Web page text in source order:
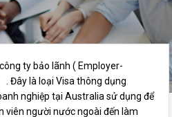
ty bảo lãnh ( Employer-
Đây là loại Visa thông dụng
nghiệp tại Australia sử dụng để
viên người nước ngoài đến làm